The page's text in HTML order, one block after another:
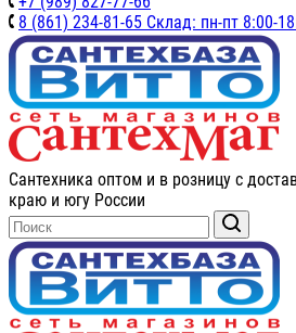
8 (861) 234-81-65 Склад: пн-пт 8:00-
Сантехника оптом и в розницу с
краю и югу России